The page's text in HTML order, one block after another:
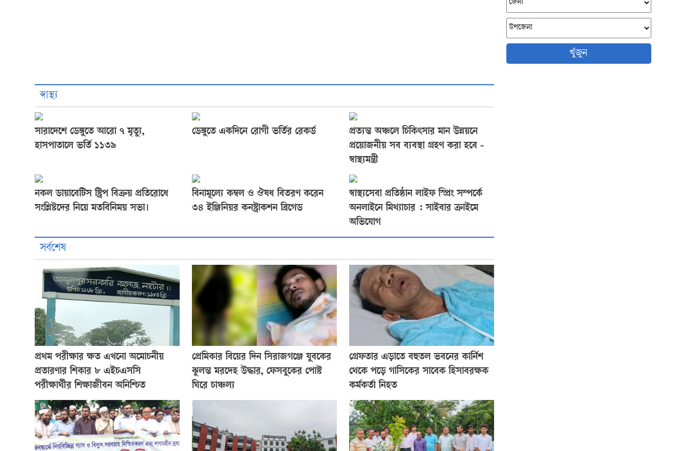
খুঁজুন
স্বাস্থ্য
সারাদেশে ডেঙ্গুতে আরো ৭ মৃত্যু,
হাসপাতালে ভর্তি ১১৩৯
ডেঙ্গুতে একদিনে রোগী ভর্তির রেকর্ড
প্রত্যন্ত অঞ্চলে চিকিৎসার মান উন্নয়নে
প্রয়োজনীয় সব ব্যবস্থা গ্রহণ করা হবে -
স্বাস্থ্যমন্ত্রী
নকল ডায়াবেটিস স্ট্রিপ বিক্রয় প্রতিরোধে
সংশ্লিষ্টদের নিয়ে মতবিনিময় সভা।
বিনামূল্যে কম্বল ও ঔষধ বিতরণ করেন
৩৪ ইঞ্জিনিয়র কনস্ট্রাকশন ব্রিগেড
স্বাস্থ্যসেবা প্রতিষ্ঠান লাইফ স্প্রিং সম্পর্কে
অনলাইনে মিথ্যাচার : সাইবার ক্রাইমে
অভিযোগ
সর্বশেষ
প্রথম পরীক্ষার ক্ষত এখনো অমোচনীয়
প্রতারণার শিকার ৮ এইচএসসি
পরীক্ষার্থীর শিক্ষাজীবন অনিশ্চিত
প্রেমিকার বিয়ের দিন সিরাজগঞ্জে যুবকের
ঝুলন্ত মরদেহ উদ্ধার, ফেসবুকের পোস্ট
ঘিরে চাঞ্চল্য
গ্রেফতার এড়াতে বহুতল ভবনের কার্নিশ
থেকে পড়ে গাসিকের সাবেক হিসাবরক্ষক
কর্মকর্তা নিহত